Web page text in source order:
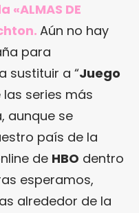
DE
Aún no hay
para
sustituir a “Juego
series más
aunque se
país de la
de HBO dentro
esperamos,
alrededor de la